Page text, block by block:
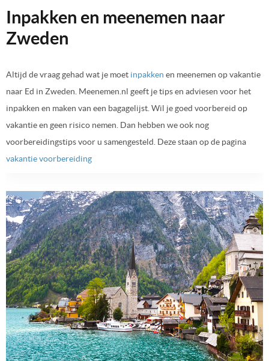
Inpakken en meenemen naar
Zweden
Altijd de vraag gehad wat je moet inpakken en meenemen op vakantie
naar Ed in Zweden. Meenemen.nl geeft je tips en adviesen voor het
inpakken en maken van een bagagelijst. Wil je goed voorbereid op
vakantie en geen risico nemen. Dan hebben we ook nog
voorbereidingstips voor u samengesteld. Deze staan op de pagina
vakantie voorbereiding